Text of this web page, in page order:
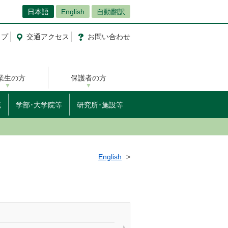
日本語 English 自動翻訳
交通アクセス お問い合わせ
生の方 保護者の方
学部･大学院等 研究所･施設等
English